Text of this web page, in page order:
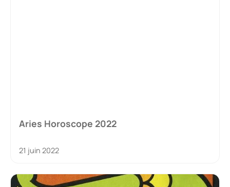
Aries Horoscope 2022
21 juin 2022